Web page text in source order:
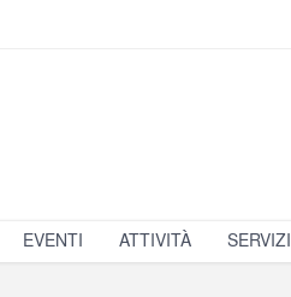
EVENTI ATTIVITÀ SERVIZI